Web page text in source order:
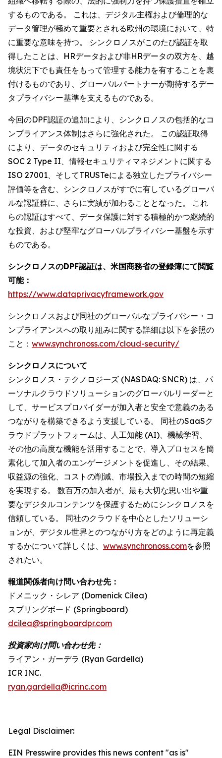
するものである。 これは、デジタル主権および倫理的な
データ管理が極めて重要とされる欧州の環境において、特
に重要な意味を持つ。 シンクロノスがこのたび認証を取
得したことは、HRデータおよび非HRデータの双方を、越
境状況下でも責任をもって管理する能力を有することを裏
付けるものであり、グローバルパートナーが期待するデー
タプライバシー基準を支えるものである。
今回のDPF認証の追加により、シンクロノスの包括的なコ
ンプライアンス体制はさらに強化された。 この認証取得
により、データのセキュリティおよび完全性に関する
SOC 2 Type II、情報セキュリティマネジメントに関する
ISO 27001、そしてTRUSTeによる独立したプライバシー
評価等を含む、シンクロノスがすでに有しているグローバ
ルな認証群に、さらに実績が加わることとなった。 これ
らの認証はすべて、データ保護に対する積極的かつ継続的
な投資、および堅牢なグローバルプライバシー基盤を示す
ものである。
シンクロノスのDPF認証は、米国商務省の登録簿にて閲覧
可能：
https://www.dataprivacyframework.gov
シンクロノスおよび同社のグローバルなプライバシー・コ
ンプライアンスへの取り組みに関する詳細は以下を参照の
こと： www.synchronoss.com/cloud-security/
シンクロノスについて
シンクロノス・テクノロジーズ (NASDAQ: SNCR) は、パ
ーソナルクラウドソリューションのグローバルリーダーと
して、サービスプロバイダーが加入者と安全で意義のある
つながりを構築できるよう支援している。 同社のSaaSク
ラウドプラットフォームは、人工知能 (AI)、機械学習、
その他の高度な機能を活用することで、導入プロセスを簡
素化して加入者のエンゲージメントを促進し、その結果、
収益源の強化、コストの削減、市場投入までの時間の短縮
を実現する。 数百万の加入者が、最も大切な思い出や重
要なデジタルコンテンツを保護するためにシンクロノスを
信頼している。 同社のクラウドを中心としたソリューシ
ョンが、デジタル世界とのつながり方をどのように再定義
するかについて詳しくは、 www.synchronoss.comを参照
されたい。
報道関係者向け問い合わせ先：
ドメニック・シレア (Domenick Cilea)
スプリングボード (Springboard)
dcilea@springboardpr.com
投資家向け問い合わせ先：
ライアン・ガーデラ (Ryan Gardella)
ICR INC.
ryan.gardella@icrinc.com
Legal Disclaimer:
EIN Presswire provides this news content "as is"